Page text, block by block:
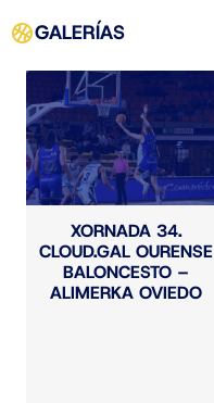
GALERÍAS
XORNADA 34.
CLOUD.GAL OURENSE
BALONCESTO –
ALIMERKA OVIEDO